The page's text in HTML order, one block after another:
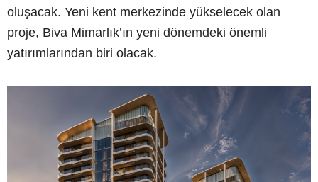
oluşacak. Yeni kent merkezinde yükselecek olan
proje, Biva Mimarlık’ın yeni dönemdeki önemli
yatırımlarından biri olacak.